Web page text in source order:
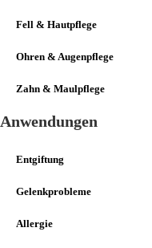
Fell & Hautpflege
Ohren & Augenpflege
Zahn & Maulpflege
Anwendungen
Entgiftung
Gelenkprobleme
Allergie